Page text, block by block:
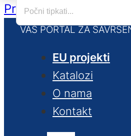
Preskoči na glavni
VAŠ PORTAL ZA
EU projekti
Katalozi
O nama
Kontakt